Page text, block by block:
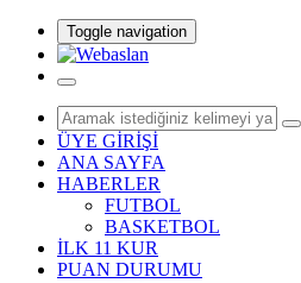
Toggle navigation
ÜYE GİRİŞİ
ANA SAYFA
HABERLER
FUTBOL
BASKETBOL
İLK 11 KUR
PUAN DURUMU